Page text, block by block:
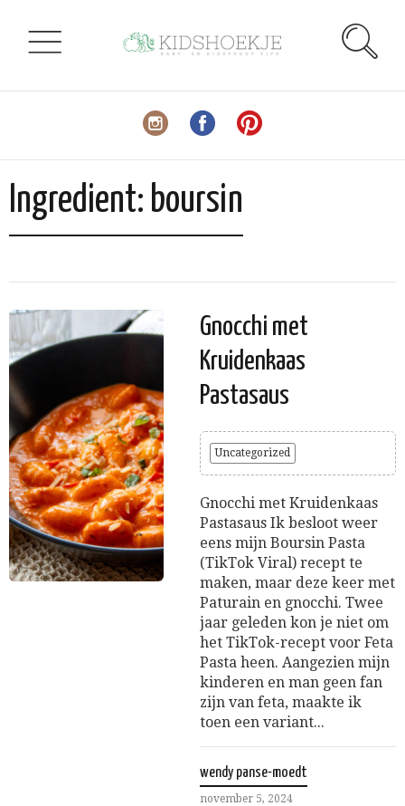
Ingredient: boursin
Gnocchi met
Kruidenkaas
Pastasaus
Uncategorized
Gnocchi met Kruidenkaas
Pastasaus Ik besloot weer
eens mijn Boursin Pasta
(TikTok Viral) recept te
maken, maar deze keer met
Paturain en gnocchi. Twee
jaar geleden kon je niet om
het TikTok-recept voor Feta
Pasta heen. Aangezien mijn
kinderen en man geen fan
zijn van feta, maakte ik
toen een variant...
wendy panse-moedt
november 5, 2024